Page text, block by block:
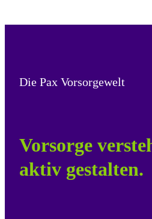
Die Pax Vorsorgewelt
Vorsorge
aktiv gestalten.